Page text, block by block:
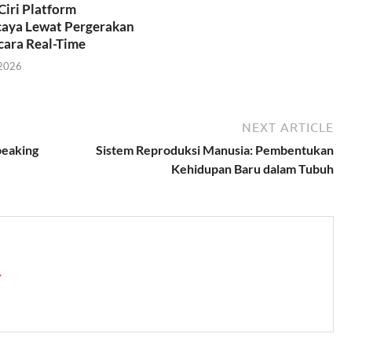
Platform
Lewat Pergerakan
Real-Time
NEXT ARTICLE
Sistem Reproduksi Manusia: Pembentukan
Kehidupan Baru dalam Tubuh